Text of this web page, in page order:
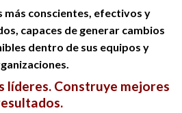
conscientes, efectivos y
capaces de generar cambios
dentro de sus equipos y
líderes. Construye mejores